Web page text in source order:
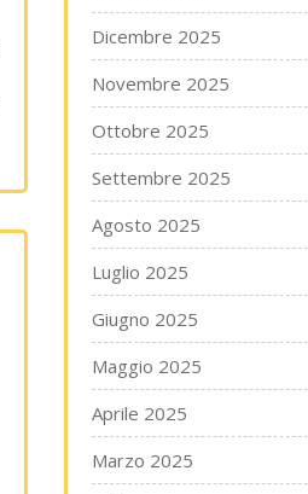
Dicembre 2025
Novembre 2025
Ottobre 2025
Settembre 2025
Agosto 2025
Luglio 2025
Giugno 2025
Maggio 2025
Aprile 2025
Marzo 2025